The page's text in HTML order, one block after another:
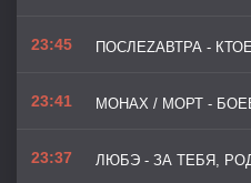
23:45 ПОСЛЕZАВТРА -
23:41
23:37 ЛЮБЭ - ЗА ТЕБЯ,